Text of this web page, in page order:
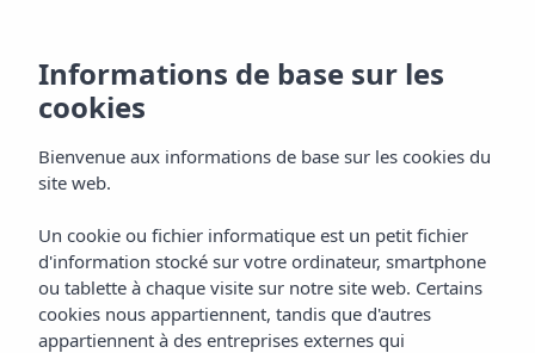
Cuisine
Appartements Vibra Tivoli
Informations de base sur les
cookies
Bienvenue aux informations de base sur les cookies du
site web.
Un cookie ou fichier informatique est un petit fichier
d'information stocké sur votre ordinateur, smartphone
ou tablette à chaque visite sur notre site web. Certains
cookies nous appartiennent, tandis que d'autres
appartiennent à des entreprises externes qui